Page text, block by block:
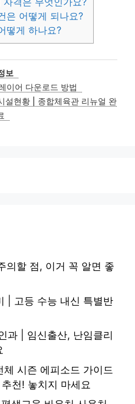
은 어떻게 되나요?
떻게 하나요?
보
이어 다운로드 방법
설현황 | 종합체육관 리뉴얼 완
의할 점, 이거 꼭 알면 좋
| 고등 수능 내신 특별반
과 | 임신출산, 난임클리
시즌 에피소드 가이드
천! 놓치지 마세요